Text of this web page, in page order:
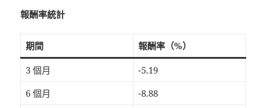
報酬率統計
期間 報酬率（%）
3 個月
-5.19
6 個月
-8.88